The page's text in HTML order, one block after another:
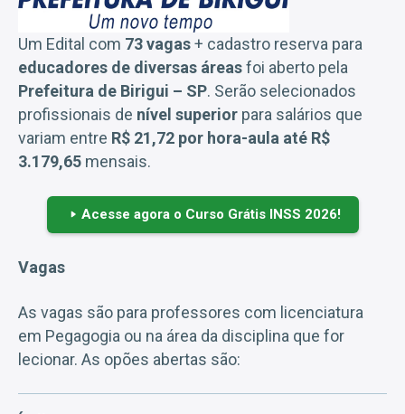
Um Edital com 73 vagas+ cadastro reserva para
educadores de diversas áreasfoi aberto pela
Prefeitura de Birigui – SP. Serão selecionados
profissionais de nível superior para salários que
variam entre R$ 21,72 por hora-aula até R$
3.179,65 mensais.
Acesse agora o Curso Grátis INSS 2026!
Vagas
As vagas são para professores com licenciatura
em Pegagogia ou na área da disciplina que for
lecionar. As opões abertas são: